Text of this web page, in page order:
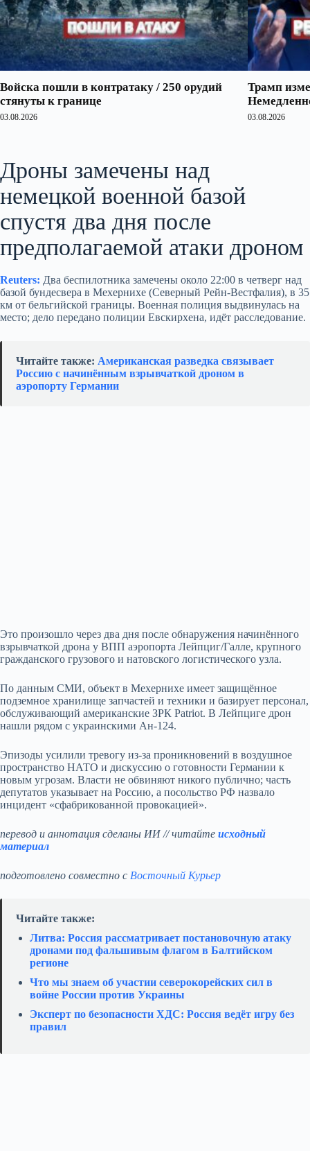
Войска пошли в контратаку / 250 орудий
стянуты к границе
03.08.2026
Трамп
03.08.2026
Дроны замечены над
немецкой военной базой
спустя два дня после
предполагаемой атаки дроном
Reuters: Два беспилотника замечены около 22:00 в четверг над
базой бундесвера в Мехернихе (Северный Рейн-Вестфалия), в 35
км от бельгийской границы. Военная полиция выдвинулась на
место; дело передано полиции Евскирхена, идёт расследование.
Читайте также: Американская разведка связывает
Россию с начинённым взрывчаткой дроном в
аэропорту Германии
Это произошло через два дня после обнаружения начинённого
взрывчаткой дрона у ВПП аэропорта Лейпциг/Галле, крупного
гражданского грузового и натовского логистического узла.
По данным СМИ, объект в Мехернихе имеет защищённое
подземное хранилище запчастей и техники и базирует персонал,
обслуживающий американские ЗРК Patriot. В Лейпциге дрон
нашли рядом с украинскими Ан‑124.
Эпизоды усилили тревогу из‑за проникновений в воздушное
пространство НАТО и дискуссию о готовности Германии к
новым угрозам. Власти не обвиняют никого публично; часть
депутатов указывает на Россию, а посольство РФ назвало
инцидент «сфабрикованной провокацией».
перевод и аннотация сделаны ИИ // читайте исходный
материал
подготовлено совместно с Восточный Курьер
Читайте также:
Литва: Россия рассматривает постановочную атаку
дронами под фальшивым флагом в Балтийском
регионе
Что мы знаем об участии северокорейских сил в
войне России против Украины
Эксперт по безопасности ХДС: Россия ведёт игру без
правил